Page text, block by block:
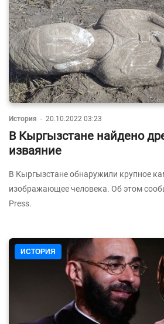
История - 20.10.2022 03:23
В Кыргызстане найдено
изваяние
В Кыргызстане обнаружили крупное
изображающее человека. Об этом
Press.
ИСТОРИЯ